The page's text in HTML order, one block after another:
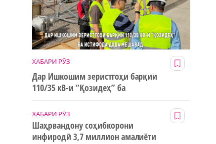
ХАБАРИ РӮЗ
Дар Ишкошим зеристгоҳи барқии
110/35 кВ-и “Қозидеҳ” ба
истифода дода мешавад
ХАБАРИ РӮЗ
Шаҳрвандону соҳибкорони
инфиродӣ 3,7 миллион амалиёти